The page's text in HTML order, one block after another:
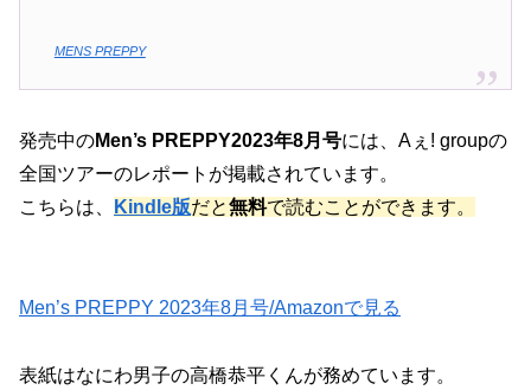
MENS PREPPY
発売中のMen’s PREPPY2023年8月号には、Aぇ! groupの
全国ツアーのレポートが掲載されています。
こちらは、
Kindle版だと無料で読むことができます。
Men’s PREPPY 2023年8月号/Amazonで見る
表紙はなにわ男子の高橋恭平くんが務めています。